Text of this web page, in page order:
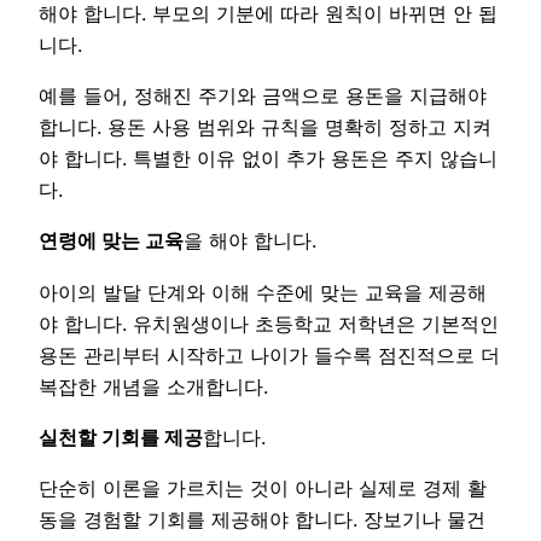
해야 합니다. 부모의 기분에 따라 원칙이 바뀌면 안 됩
니다.
예를 들어, 정해진 주기와 금액으로 용돈을 지급해야
합니다. 용돈 사용 범위와 규칙을 명확히 정하고 지켜
야 합니다. 특별한 이유 없이 추가 용돈은 주지 않습니
다.
연령에 맞는 교육을 해야 합니다.
아이의 발달 단계와 이해 수준에 맞는 교육을 제공해
야 합니다. 유치원생이나 초등학교 저학년은 기본적인
용돈 관리부터 시작하고 나이가 들수록 점진적으로 더
복잡한 개념을 소개합니다.
실천할 기회를 제공합니다.
단순히 이론을 가르치는 것이 아니라 실제로 경제 활
동을 경험할 기회를 제공해야 합니다. 장보기나 물건